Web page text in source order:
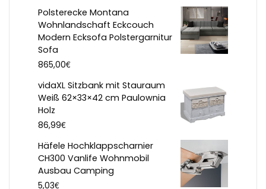
Polsterecke Montana
Wohnlandschaft Eckcouch
Modern Ecksofa Polstergarnitur
Sofa
865,00€
vidaXL Sitzbank mit Stauraum
Weiß 62×33×42 cm Paulownia
Holz
86,99€
Häfele Hochklappscharnier
CH300 Vanlife Wohnmobil
Ausbau Camping
5,03€